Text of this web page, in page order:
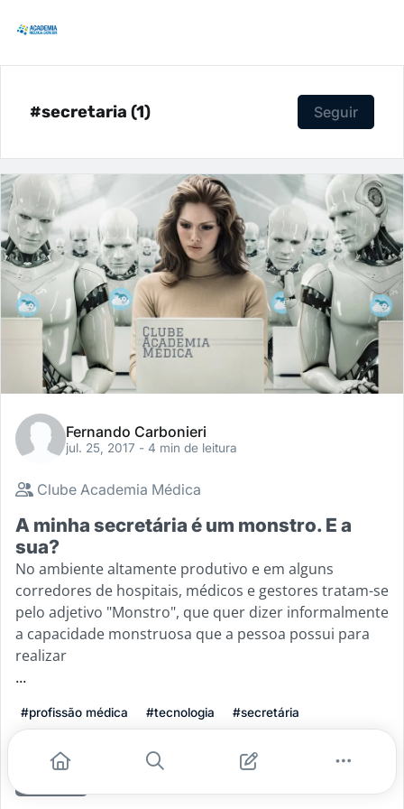
#secretaria (1) Seguir
Fernando Carbonieri
jul. 25, 2017 - 4 min de leitura
Clube Academia Médica
A minha secretária é um monstro. E a
sua?
No ambiente altamente produtivo e em alguns
corredores de hospitais, médicos e gestores tratam-se
pelo adjetivo "Monstro", que quer dizer informalmente
a capacidade monstruosa que a pessoa possui para
realizar
...
#profissão médica #tecnologia
#secretária